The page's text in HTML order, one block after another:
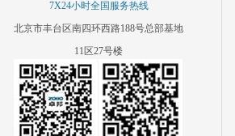
7X24小时全国服务热线
北京市丰台区南四环西路188号总部基地
11区27号楼